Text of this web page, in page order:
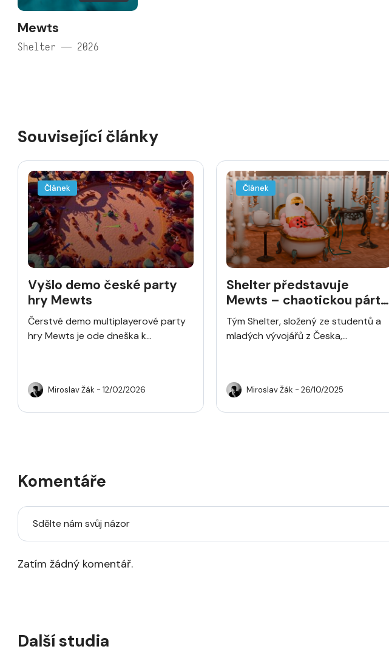
Mewts
Shelter — 2026
Související články
Článek
Vyšlo demo české party
hry Mewts
Čerstvé demo multiplayerové party
hry Mewts je ode dneška k...
Miroslav Žák - 12/02/2026
Článek
Shelter představuje
Mewts – chaotickou párty
hru z plastelíny, kde vládne
smích a zmatek
Tým Shelter, složený ze studentů a
mladých vývojářů z Česka,...
Miroslav Žák - 26/10/2025
Komentáře
Sdělte nám svůj názor
Zatím žádný komentář.
Další studia